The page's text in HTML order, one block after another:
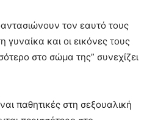
τον εαυτό τους
γυναίκα και οι εικόνες τους
στο σώμα της” συνεχίζει
παθητικές στη σεξουαλική